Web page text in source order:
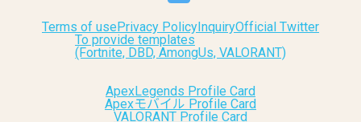
Terms of usePrivacy Policy InquiryOfficial Twitter
To provide templates
(Fortnite, DBD, AmongUs, VALORANT)
ApexLegends Profile Card
Apexモバイル Profile Card
VALORANT Profile Card